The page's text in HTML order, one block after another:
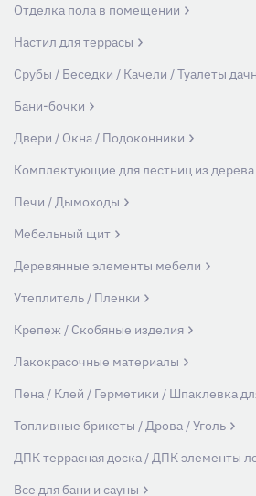
Отделка пола в помещении
Настил для террасы
Срубы / Беседки / Качели / Туалеты
Бани-бочки
Двери / Окна / Подоконники
Комплектующие для лестниц из
Печи / Дымоходы
Мебельный щит
Деревянные элементы мебели
Утеплитель / Пленки
Крепеж / Скобяные изделия
Лакокрасочные материалы
Пена / Клей / Герметики / Шпаклевка
Топливные брикеты / Дрова / Уголь
ДПК террасная доска / ДПК элементы
Все для бани и сауны